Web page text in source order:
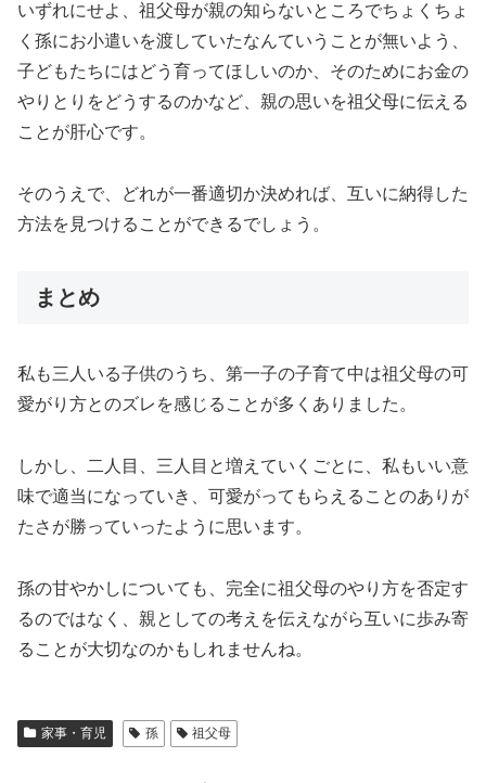
いずれにせよ、祖父母が親の知らないところでちょくちょ
く孫にお小遣いを渡していたなんていうことが無いよう、
子どもたちにはどう育ってほしいのか、そのためにお金の
やりとりをどうするのかなど、親の思いを祖父母に伝える
ことが肝心です。
そのうえで、どれが一番適切か決めれば、互いに納得した
方法を見つけることができるでしょう。
まとめ
私も三人いる子供のうち、第一子の子育て中は祖父母の可
愛がり方とのズレを感じることが多くありました。
しかし、二人目、三人目と増えていくごとに、私もいい意
味で適当になっていき、可愛がってもらえることのありが
たさが勝っていったように思います。
孫の甘やかしについても、完全に祖父母のやり方を否定す
るのではなく、親としての考えを伝えながら互いに歩み寄
ることが大切なのかもしれませんね。
家事・育児 孫 祖父母